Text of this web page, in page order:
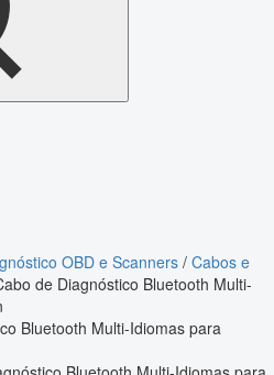
OBD e Scanners / Cabos e
de Diagnóstico Bluetooth Multi-